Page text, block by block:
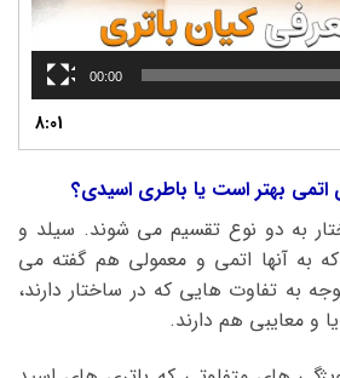
00:00
8:01
اتمی بهتر است یا باطری اسیدی؟
به دو نوع تقسیم می شوند. سیلد و
به آنها اتمی و معمولی هم گفته می
به تفاوت هایی که در ساختار دارند،
و معایبی هم دارند.